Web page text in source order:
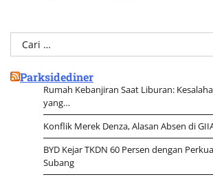
Cari
untuk:
Parksidediner
Rumah Kebanjiran Saat Liburan:
yang…
Konflik Merek Denza, Alasan Absen di
BYD Kejar TKDN 60 Persen dengan
Subang